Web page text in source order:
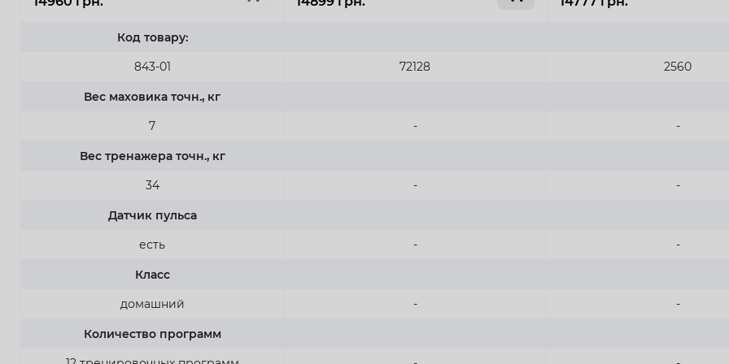
Код товару:
843-01
Вес маховика точн., кг
7
Вес тренажера точн., кг
34
Датчик пульса
есть
Класс
домашний
Количество программ
72128
-
-
-
-
2560
-
-
-
-